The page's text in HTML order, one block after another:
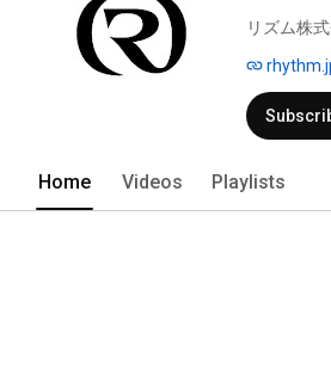
リズム株
Home Videos Playlists